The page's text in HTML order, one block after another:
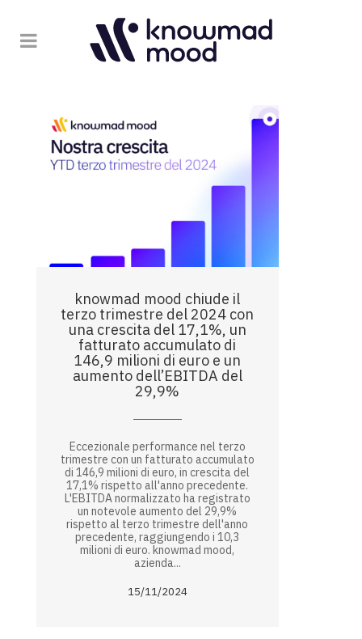
knowmad mood chiude il
terzo trimestre del 2024 con
una crescita del 17,1%, un
fatturato accumulato di
146,9 milioni di euro e un
aumento dell’EBITDA del
29,9%
Eccezionale performance nel terzo
trimestre con un fatturato accumulato
di 146,9 milioni di euro, in crescita del
17,1% rispetto all'anno precedente.
L'EBITDA normalizzato ha registrato
un notevole aumento del 29,9%
rispetto al terzo trimestre dell'anno
precedente, raggiungendo i 10,3
milioni di euro. knowmad mood,
azienda...
15/11/2024